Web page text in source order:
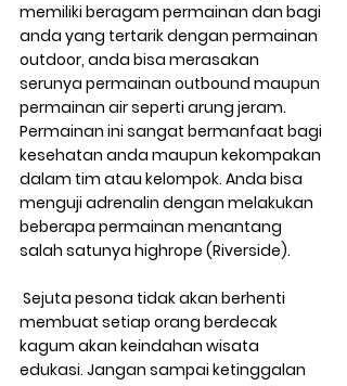
memiliki beragam permainan dan bagi
anda yang tertarik dengan permainan
outdoor, anda bisa merasakan
serunya permainan outbound maupun
permainan air seperti arung jeram.
Permainan ini sangat bermanfaat bagi
kesehatan anda maupun kekompakan
dalam tim atau kelompok. Anda bisa
menguji adrenalin dengan melakukan
beberapa permainan menantang
salah satunya highrope (Riverside).
membuat setiap orang berdecak
kagum akan keindahan wisata
edukasi. Jangan sampai ketinggalan